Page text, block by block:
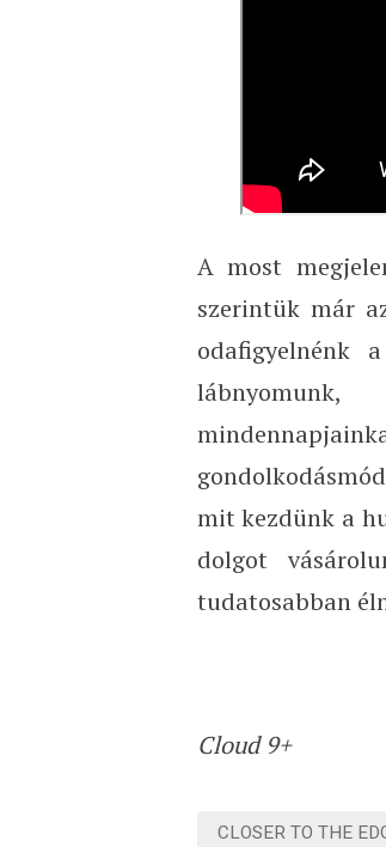
A most
szerintük már
odafigyelnénk
mit kezdünk a
dolgot
tudatosabban
Cloud 9+
CLOSER TO THE